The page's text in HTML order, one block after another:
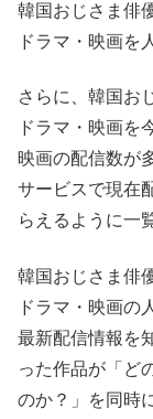
韓国おじさま俳
ドラマ・映画を
さらに、韓国お
ドラマ・映画を
映画の配信数が
サービスで現在
らえるように一
韓国おじさま俳
ドラマ・映画の
最新配信情報を
った作品が「ど
のか？」を同時